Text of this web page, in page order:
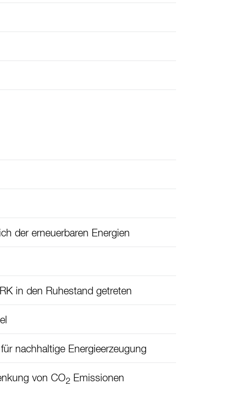
der erneuerbaren Energien
in den Ruhestand getreten
nachhaltige Energieerzeugung
von CO2 Emissionen